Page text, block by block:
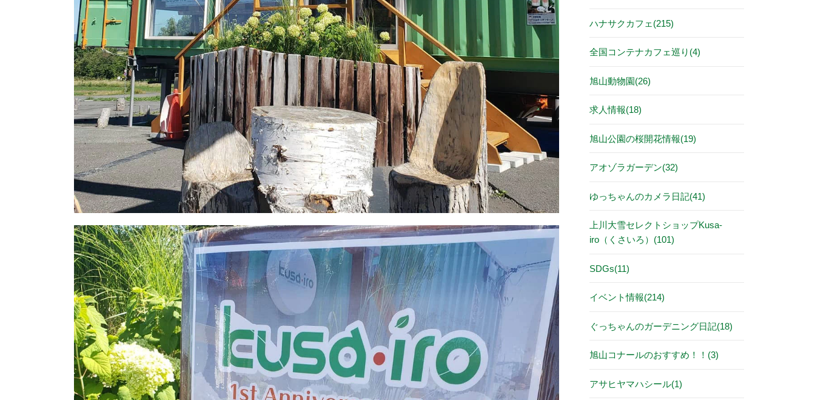
ハナサクカフェ(215)
全国コンテナカフェ巡り(4)
旭山動物園(26)
求人情報(18)
旭山公園の桜開花情報(19)
アオゾラガーデン(32)
ゆっちゃんのカメラ日記(41)
上川大雪セレクトショップKusa-
iro（くさいろ）(101)
SDGs(11)
イベント情報(214)
ぐっちゃんのガーデニング日記(18)
旭山コナールのおすすめ！！(3)
アサヒヤマハシール(1)